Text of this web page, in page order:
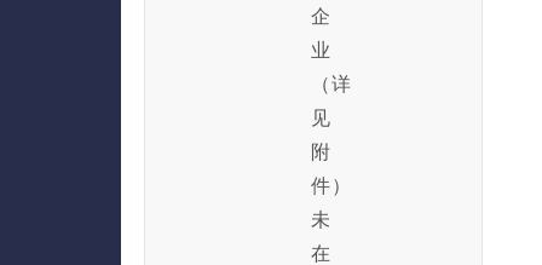
企
业
（详
见
附
件）
未
在